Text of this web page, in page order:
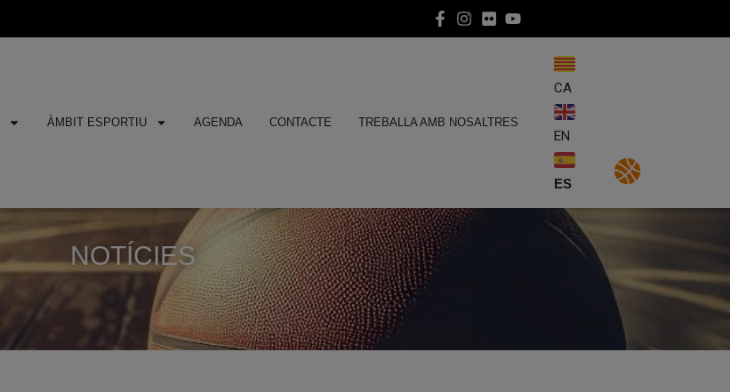
ÀMBIT ESPORTIU AGENDA CONTACTE TREBALLA AMB NOSALTRES
CA
EN
ES
NOTÍCIES